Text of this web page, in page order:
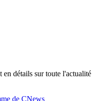
détails sur toute l'actualité
de CNews